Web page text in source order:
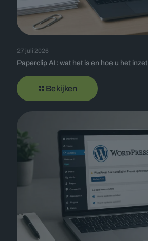
27 juli 2026
Paperclip AI: wat het is en hoe u het inzet
Bekijken